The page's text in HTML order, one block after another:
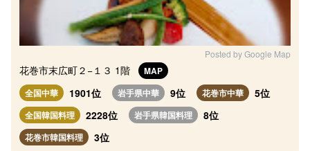
Posted by Google Map
花巻市末広町２−１３ 1階
MAP
全国中華
1901位 岩手県中華 9位 花巻市中華 5位
全国韓国料理 2228位 岩手県韓国料理 8位
花巻市韓国料理 3位